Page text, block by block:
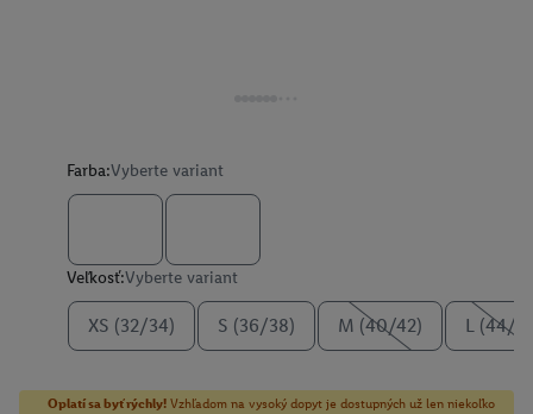
Farba:Vyberte variant
Veľkosť:Vyberte variant
XS (32/34) S (36/38) M (40/42) L (44/
Oplatí sa byť rýchly! Vzhľadom na vysoký dopyt je dostupných už len niekoľko